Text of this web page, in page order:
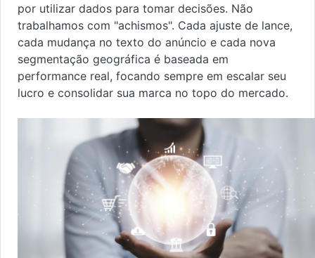
por utilizar dados para tomar decisões. Não
trabalhamos com "achismos". Cada ajuste de lance,
cada mudança no texto do anúncio e cada nova
segmentação geográfica é baseada em
performance real, focando sempre em escalar seu
lucro e consolidar sua marca no topo do mercado.